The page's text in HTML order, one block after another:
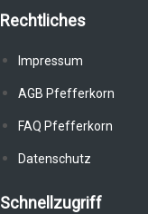
Rechtliches
Impressum
AGB Pfefferkorn
FAQ Pfefferkorn
Datenschutz
Schnellzugriff